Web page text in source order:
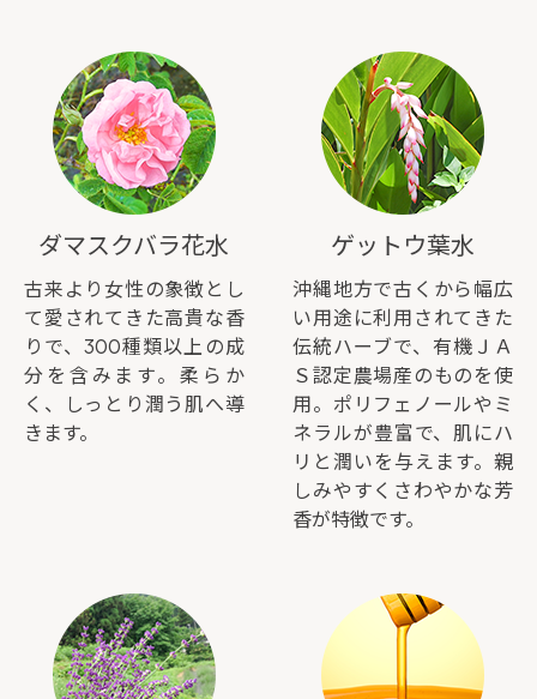
ダマスクバラ花水
古来より女性の象徴とし
て愛されてきた高貴な香
りで、300種類以上の成
分を含みます。柔らか
く、しっとり潤う肌へ導
きます。
ゲットウ葉水
沖縄地方で古くから幅広
い用途に利用されてきた
伝統ハーブで、有機ＪＡ
Ｓ認定農場産のものを使
用。ポリフェノールやミ
ネラルが豊富で、肌にハ
リと潤いを与えます。親
しみやすくさわやかな芳
香が特徴です。